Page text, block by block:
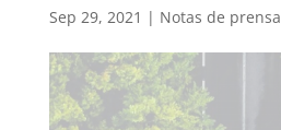
Sep 29, 2021 | Notas de prensa